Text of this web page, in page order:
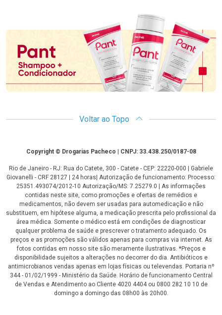
Promoção em Destaque
Voltar ao Topo
CopyrightCopyright © Drogarias Pacheco | CNPJ: 33.438.250/0187-08
Rio de Janeiro - RJ: Rua do Catete, 300 - Catete - CEP: 22220-000 | Gabriele
Giovanelli - CRF 28127 | 24 horas| Autorização de funcionamento: Processo:
25351.493074/2012-10 Autorização/MS: 7.25279.0 | As informações
contidas neste site, como promoções e ofertas de remédios e
medicamentos, não devem ser usadas para automedicação e não
substituem, em hipótese alguma, a medicação prescrita pelo profissional da
área médica. Somente o médico está em condições de diagnosticar
qualquer problema de saúde e prescrever o tratamento adequado. Os
preços e as promoções são válidos apenas para compras via internet. As
fotos contidas em nosso site são meramente ilustrativas. *Preços e
disponibilidade sujeitos a alterações no decorrer do dia. Antibióticos e
antimicrobianos vendas apenas em lojas físicas ou televendas. Portaria nº
344 - 01/02/1999 - Ministério da Saúde. Horário de funcionamento Central
de Vendas e Atendimento ao Cliente 4020 4404 ou 0800 282 10 10 de
domingo a domingo das 08h00 às 20h00.